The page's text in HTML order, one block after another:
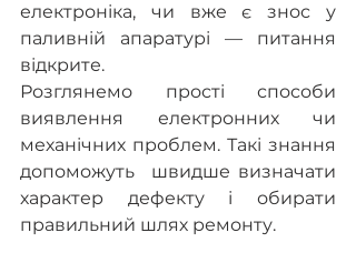
електроніка, чи вже є знос у
паливній апаратурі — питання
відкрите.
Розглянемо прості способи
виявлення електронних чи
механічних проблем. Такі знання
допоможуть  швидше визначати
характер дефекту і обирати
правильний шлях ремонту.